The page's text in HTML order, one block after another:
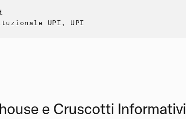
UPI, UPI
e Cruscotti Informativi